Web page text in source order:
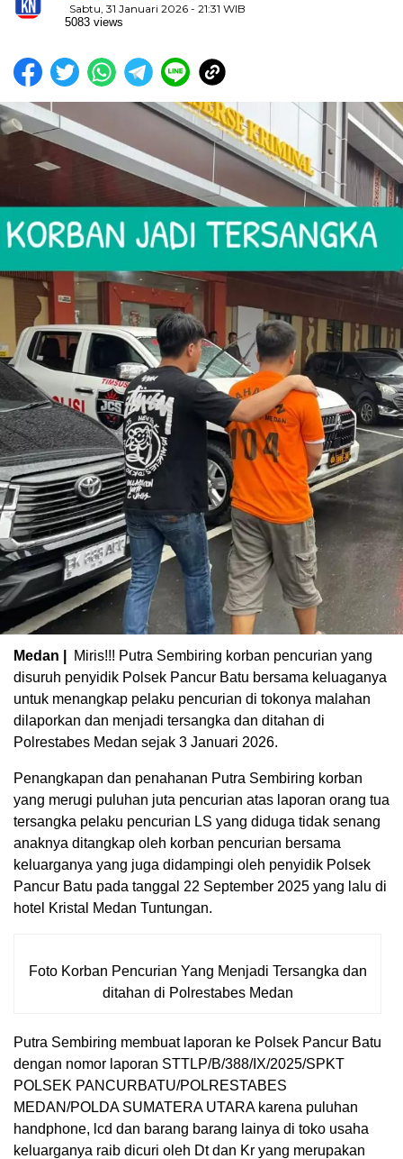
Sabtu, 31 Januari 2026 - 21:31 WIB
5083 views
Medan |
Miris!!! Putra Sembiring korban pencurian yang
disuruh penyidik Polsek Pancur Batu bersama keluaganya
untuk menangkap pelaku pencurian di tokonya malahan
dilaporkan dan menjadi tersangka dan ditahan di
Polrestabes Medan sejak 3 Januari 2026.
Penangkapan dan penahanan Putra Sembiring korban
yang merugi puluhan juta pencurian atas laporan orang tua
tersangka pelaku pencurian LS yang diduga tidak senang
anaknya ditangkap oleh korban pencurian bersama
keluarganya yang juga didampingi oleh penyidik Polsek
Pancur Batu pada tanggal 22 September 2025 yang lalu di
hotel Kristal Medan Tuntungan.
Foto Korban Pencurian Yang Menjadi Tersangka dan
ditahan di Polrestabes Medan
Putra Sembiring membuat laporan ke Polsek Pancur Batu
dengan nomor laporan STTLP/B/388/IX/2025/SPKT
POLSEK PANCURBATU/POLRESTABES
MEDAN/POLDA SUMATERA UTARA karena puluhan
handphone, lcd dan barang barang lainya di toko usaha
keluarganya raib dicuri oleh Dt dan Kr yang merupakan